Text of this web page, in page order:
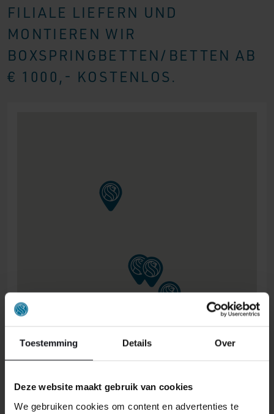
Toestemming Details Over
Deze website maakt gebruik van cookies
We gebruiken cookies om content en advertenties te
FILIALE LIEFERN UND
MONTIEREN WIR
BOXSPRINGBETTEN/BETTEN AB
€ 1000,- KOSTENLOS.
ONS RETOURBELEID